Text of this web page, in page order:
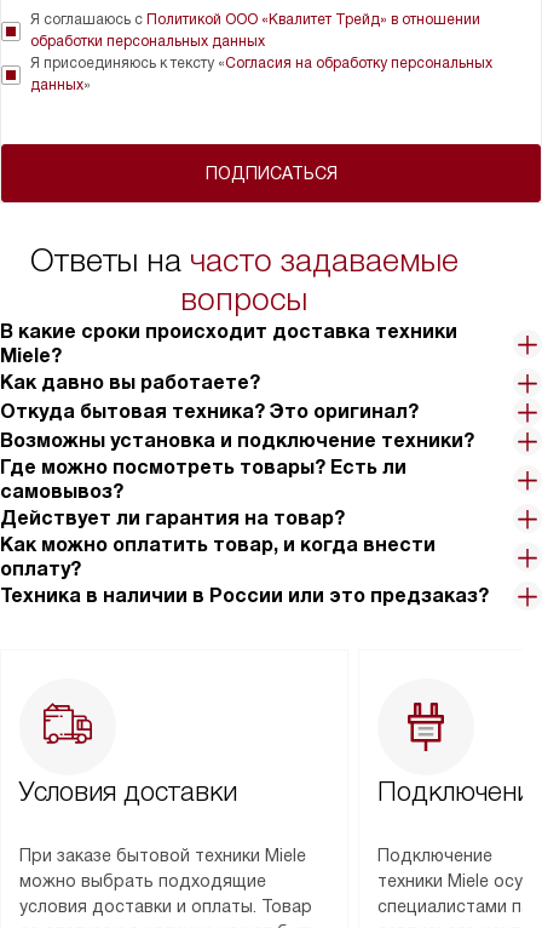
ПОДПИСАТЬСЯ
Я соглашаюсь с Политикой ООО «Квалитет Трейд» в отношении
обработки персональных данных
Я присоединяюсь к тексту «Согласия на обработку персональных
данных»
Ответы на часто задаваемые
вопросы
В какие сроки происходит доставка техники
Miele?
Как давно вы работаете?
Откуда бытовая техника? Это оригинал?
Возможны установка и подключение техники?
Где можно посмотреть товары? Есть ли
самовывоз?
Действует ли гарантия на товар?
Как можно оплатить товар, и когда внести
оплату?
Техника в наличии в России или это предзаказ?
Условия доставки
При заказе бытовой техники Miele
можно выбрать подходящие
условия доставки и оплаты. Товар
Подключение
техники Miele
специалистами